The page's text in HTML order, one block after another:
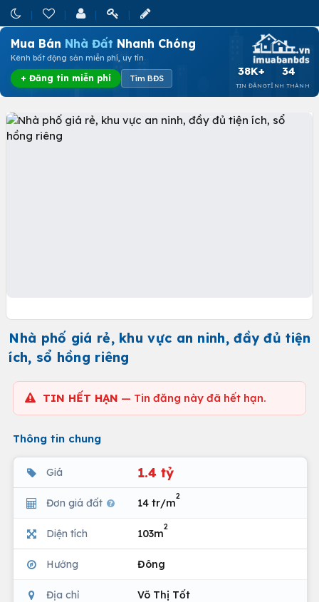
Mua Bán Nhà Đất Nhanh Chóng
Kênh bất động sản miễn phí, uy tín
+ Đăng tin miễn phí Tìm BĐS
38K+
TIN ĐĂNG
34
TỈNH THÀNH
Nhà phố giá rẻ, khu vực an ninh, đầy đủ tiện
ích, sổ hồng riêng
TIN HẾT HẠN — Tin đăng này đã hết hạn.
Thông tin chung
Giá 1.4 tỷ
Đơn giá đất 14 tr/m
2
Diện tích 103m
2
Hướng Đông
Địa chỉ Võ Thị Tốt